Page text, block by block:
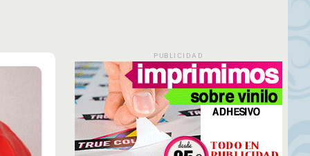
PUBLICIDAD